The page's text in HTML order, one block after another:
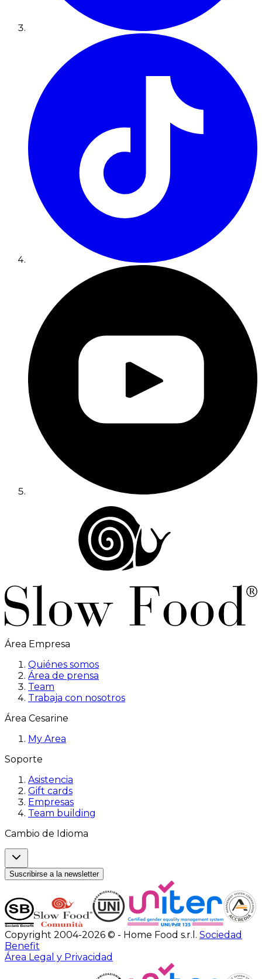
Área Empresa
Quiénes somos
Área de prensa
Team
Trabaja con nosotros
Área Cesarine
My Area
Soporte
Asistencia
Gift cards
Empresas
Team building
Cambio de Idioma
Suscribirse a la newsletter
Copyright 2004-2026 © - Home Food s.r.l. Sociedad
Benefit
Área Legal y Privacidad